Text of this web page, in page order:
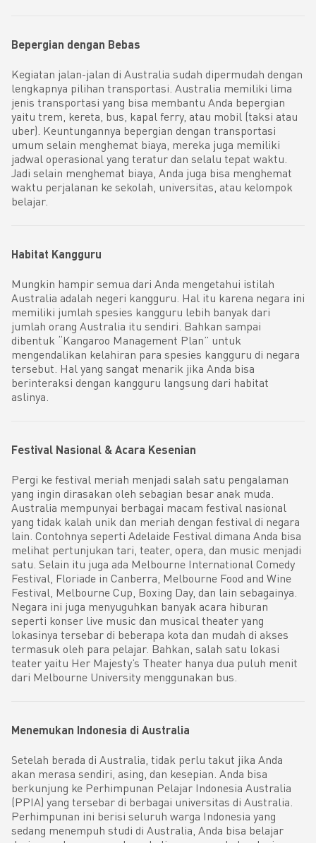
Bepergian dengan Bebas
Kegiatan jalan-jalan di Australia sudah dipermudah dengan
lengkapnya pilihan transportasi. Australia memiliki lima
jenis transportasi yang bisa membantu Anda bepergian
yaitu trem, kereta, bus, kapal ferry, atau mobil (taksi atau
uber). Keuntungannya bepergian dengan transportasi
umum selain menghemat biaya, mereka juga memiliki
jadwal operasional yang teratur dan selalu tepat waktu.
Jadi selain menghemat biaya, Anda juga bisa menghemat
waktu perjalanan ke sekolah, universitas, atau kelompok
belajar.
Habitat Kangguru
Mungkin hampir semua dari Anda mengetahui istilah
Australia adalah negeri kangguru. Hal itu karena negara ini
memiliki jumlah spesies kangguru lebih banyak dari
jumlah orang Australia itu sendiri. Bahkan sampai
dibentuk “Kangaroo Management Plan” untuk
mengendalikan kelahiran para spesies kangguru di negara
tersebut. Hal yang sangat menarik jika Anda bisa
berinteraksi dengan kangguru langsung dari habitat
aslinya.
Festival Nasional & Acara Kesenian
Pergi ke festival meriah menjadi salah satu pengalaman
yang ingin dirasakan oleh sebagian besar anak muda.
Australia mempunyai berbagai macam festival nasional
yang tidak kalah unik dan meriah dengan festival di negara
lain. Contohnya seperti Adelaide Festival dimana Anda bisa
melihat pertunjukan tari, teater, opera, dan music menjadi
satu. Selain itu juga ada Melbourne International Comedy
Festival, Floriade in Canberra, Melbourne Food and Wine
Festival, Melbourne Cup, Boxing Day, dan lain sebagainya.
Negara ini juga menyuguhkan banyak acara hiburan
seperti konser live music dan musical theater yang
lokasinya tersebar di beberapa kota dan mudah di akses
termasuk oleh para pelajar. Bahkan, salah satu lokasi
teater yaitu Her Majesty’s Theater hanya dua puluh menit
dari Melbourne University menggunakan bus.
Menemukan Indonesia di Australia
Setelah berada di Australia, tidak perlu takut jika Anda
akan merasa sendiri, asing, dan kesepian. Anda bisa
berkunjung ke Perhimpunan Pelajar Indonesia Australia
(PPIA) yang tersebar di berbagai universitas di Australia.
Perhimpunan ini berisi seluruh warga Indonesia yang
sedang menempuh studi di Australia, Anda bisa belajar